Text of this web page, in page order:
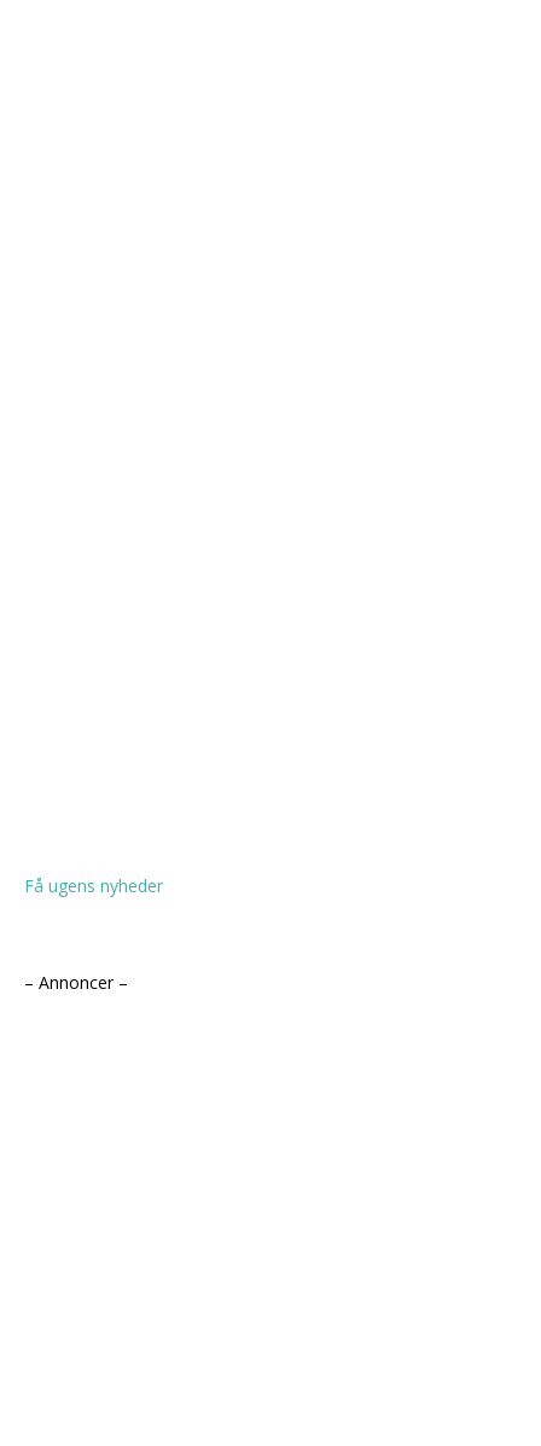
Få ugens nyheder
– Annoncer –